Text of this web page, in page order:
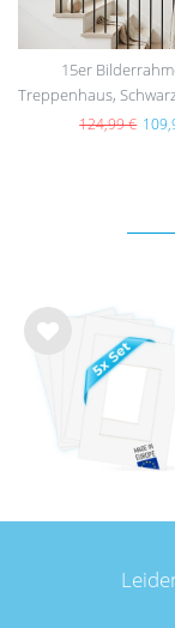
15er
Treppenhaus,
(EU)
124,99 €